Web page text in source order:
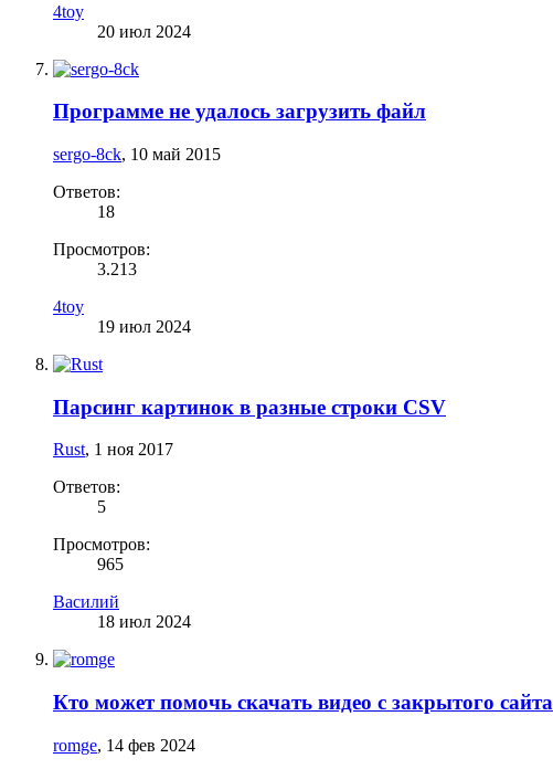
4toy
20 июл 2024
Программе не удалось загрузить файл
sergo-8ck, 10 май 2015
Ответов:
18
Просмотров:
3.213
4toy
19 июл 2024
Парсинг картинок в разные строки CSV
Rust, 1 ноя 2017
Ответов:
5
Просмотров:
965
Василий
18 июл 2024
Кто может помочь скачать видео с закрытого сайта
romge, 14 фев 2024